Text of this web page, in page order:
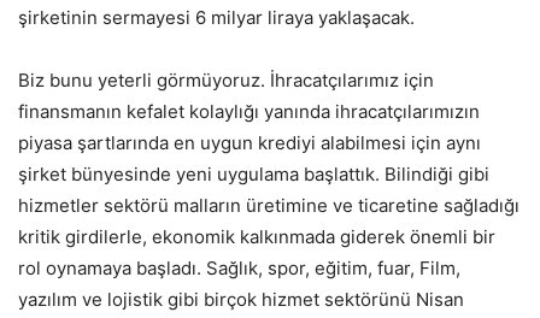
şirketinin sermayesi 6 milyar liraya yaklaşacak.
Biz bunu yeterli görmüyoruz. İhracatçılarımız için
finansmanın kefalet kolaylığı yanında ihracatçılarımızın
piyasa şartlarında en uygun krediyi alabilmesi için aynı
şirket bünyesinde yeni uygulama başlattık. Bilindiği gibi
hizmetler sektörü malların üretimine ve ticaretine sağladığı
kritik girdilerle, ekonomik kalkınmada giderek önemli bir
rol oynamaya başladı. Sağlık, spor, eğitim, fuar, Film,
yazılım ve lojistik gibi birçok hizmet sektörünü Nisan